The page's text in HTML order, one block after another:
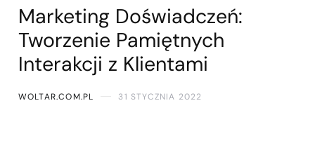
Marketing Doświadczeń:
Tworzenie Pamiętnych
Interakcji z Klientami
WOLTAR.COM.PL 31 STYCZNIA 2022